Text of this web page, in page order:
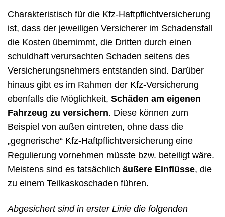
Charakteristisch für die Kfz-Haftpflichtversicherung
ist, dass der jeweiligen Versicherer im Schadensfall
die Kosten übernimmt, die Dritten durch einen
schuldhaft verursachten Schaden seitens des
Versicherungsnehmers entstanden sind. Darüber
hinaus gibt es im Rahmen der Kfz-Versicherung
ebenfalls die Möglichkeit, Schäden am eigenen
Fahrzeug zu versichern. Diese können zum
Beispiel von außen eintreten, ohne dass die
„gegnerische“ Kfz-Haftpflichtversicherung eine
Regulierung vornehmen müsste bzw. beteiligt wäre.
Meistens sind es tatsächlich äußere Einflüsse, die
zu einem Teilkaskoschaden führen.
Abgesichert sind in erster Linie die folgenden